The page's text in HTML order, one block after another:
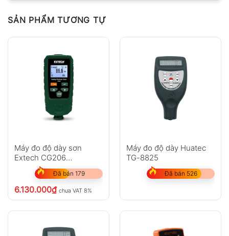
SẢN PHẨM TƯƠNG TỰ
Máy đo độ dày sơn
Extech CG206
(0~1350µm)
Đã bán 179
6.130.000₫ chưa VAT 8%
Máy đo độ dày Huatec
TG-8825
Đã bán 526